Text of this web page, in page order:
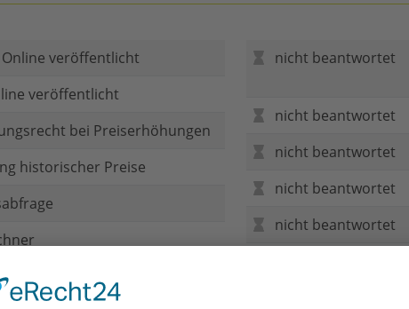
veröffentlicht
veröffentlicht
bei Preiserhöhungen
historischer Preise
nicht beantwortet
nicht beantwortet
nicht beantwortet
nicht beantwortet
nicht beantwortet